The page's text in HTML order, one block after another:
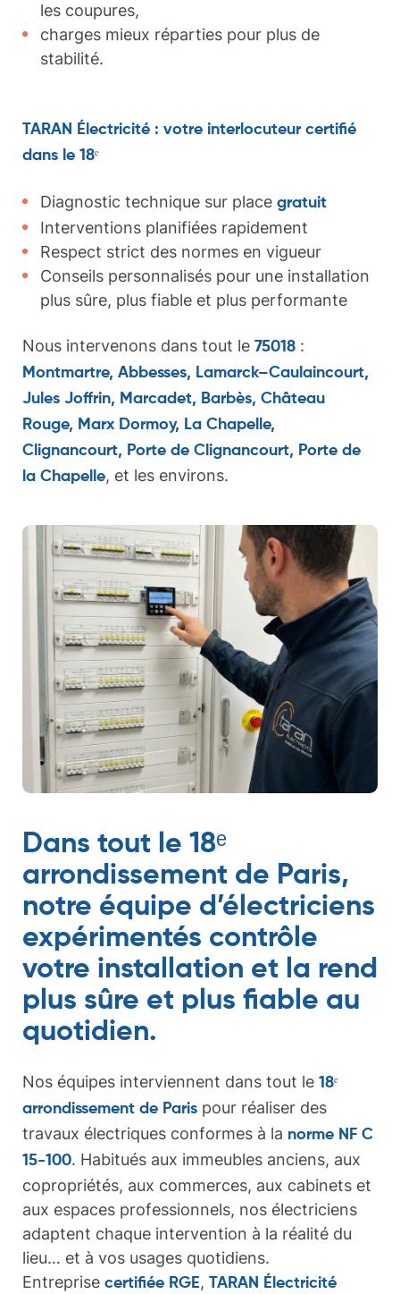
les coupures,
charges mieux réparties pour plus de
stabilité.
TARAN Électricité : votre interlocuteur certifié
dans le 18ᵉ
Diagnostic technique sur place gratuit
Interventions planifiées rapidement
Respect strict des normes en vigueur
Conseils personnalisés pour une installation
plus sûre, plus fiable et plus performante
Nous intervenons dans tout le 75018 :
Montmartre, Abbesses, Lamarck–Caulaincourt,
Jules Joffrin, Marcadet, Barbès, Château
Rouge, Marx Dormoy, La Chapelle,
Clignancourt, Porte de Clignancourt, Porte de
la Chapelle, et les environs.
Dans tout le 18ᵉ
arrondissement de Paris,
notre équipe d’électriciens
expérimentés contrôle
votre installation et la rend
plus sûre et plus fiable au
quotidien.
Nos équipes interviennent dans tout le 18ᵉ
arrondissement de Paris pour réaliser des
travaux électriques conformes à la norme NF C
15-100. Habitués aux immeubles anciens, aux
copropriétés, aux commerces, aux cabinets et
aux espaces professionnels, nos électriciens
adaptent chaque intervention à la réalité du
lieu… et à vos usages quotidiens.
Entreprise certifiée RGE, TARAN Électricité